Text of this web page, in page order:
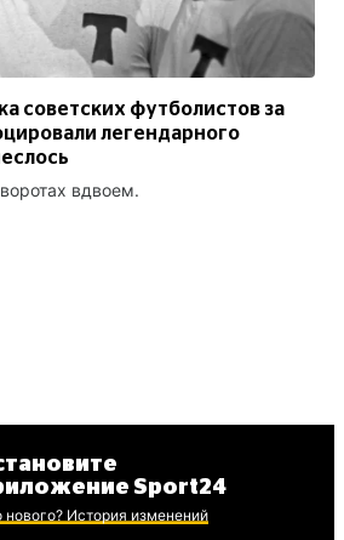
советских футболистов за
легендарного
вдвоем.
Sport24
нового? История изменений